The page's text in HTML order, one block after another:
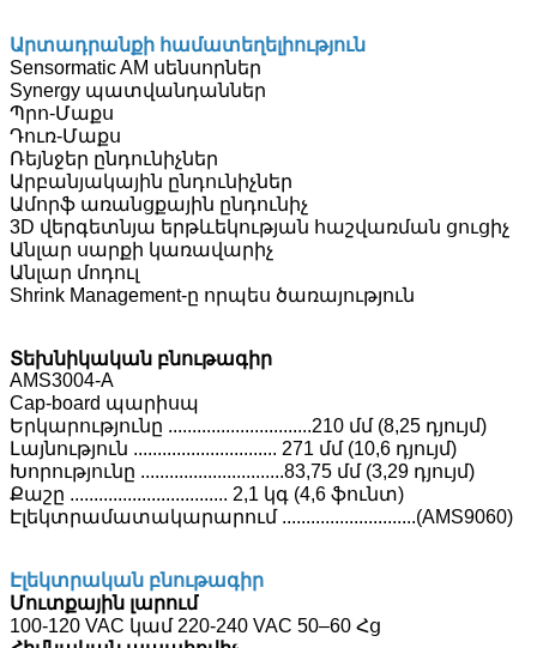
Արտադրանքի համատեղելիություն
Sensormatic AM սենսորներ
Synergy պատվանդաններ
Պրո-Մաքս
Դուռ-Մաքս
Ռեյնջեր ընդունիչներ
Արբանյակային ընդունիչներ
Ամորֆ առանցքային ընդունիչ
3D վերգետնյա երթևեկության հաշվառման ցուցիչ
Անլար սարքի կառավարիչ
Անլար մոդուլ
Shrink Management-ը որպես ծառայություն
Տեխնիկական բնութագիր
AMS3004-A
Cap-board պարիսպ
Երկարությունը ..............................210 մմ (8,25 դյույմ)
Լայնություն .............................. 271 մմ (10,6 դյույմ)
Խորությունը ..............................83,75 մմ (3,29 դյույմ)
Քաշը ................................. 2,1 կգ (4,6 ֆունտ)
Էլեկտրամատակարարում ............................(AMS9060)
Էլեկտրական բնութագիր
Մուտքային լարում
100-120 VAC կամ 220-240 VAC 50–60 Հց